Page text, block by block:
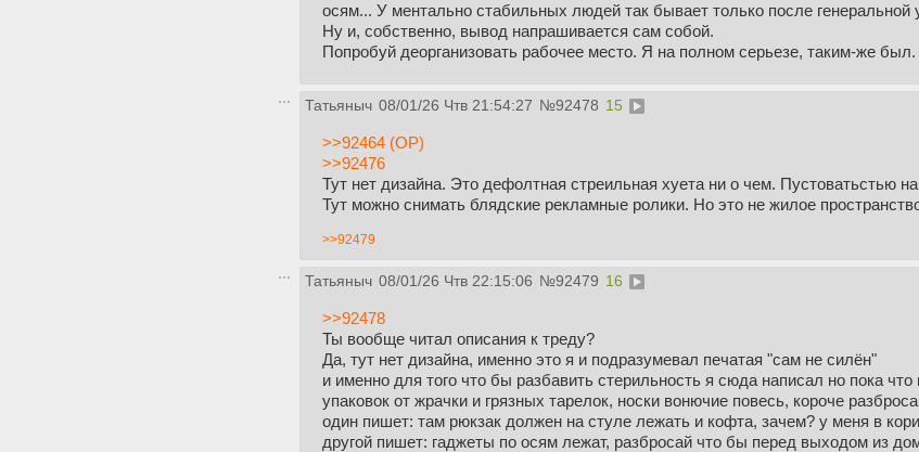
осям... У ментально стабильных людей так бывает только после генеральной
Ну и, собственно, вывод напрашивается сам собой.
Попробуй деорганизовать рабочее место. Я на полном серьезе, таким-же
Татьяныч 08/01/26 Чтв 21:54:27 №92478 15
>>92464 (OP)
>>92476
Тут нет дизайна. Это дефолтная стреильная хуета ни о чем. Пустоватьстью
Тут можно снимать блядские рекламные ролики. Но это не жилое
>>92479
Татьяныч 08/01/26 Чтв 22:15:06 №92479 16
>>92478
Ты вообще читал описания к треду?
Да, тут нет дизайна, именно это я и подразумевал печатая "сам не силён"
и именно для того что бы разбавить стерильность я сюда написал но пока
упаковок от жрачки и грязных тарелок, носки вонючие повесь, короче
один пишет: там рюкзак должен на стуле лежать и кофта, зачем? у меня в
другой пишет: гаджеты по осям лежат, разбросай что бы перед выходом из